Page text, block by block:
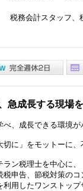
税務会計スタッフ、
急成長する現場
、成長できる環境が
に」をモットーに、
ン税理士を中心に、
申告、節税対策のコ
用したワンストップ